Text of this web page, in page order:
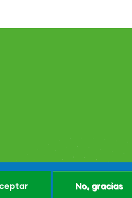
No, gracias